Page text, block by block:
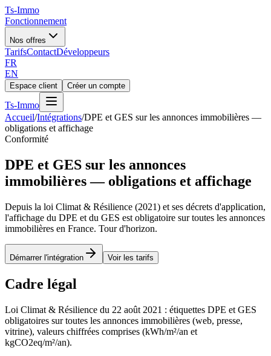
Ts-Immo
Fonctionnement
Nos offres
TarifsContactDéveloppeurs
FR
EN
Espace client Créer un compte
Ts-Immo
Accueil/Intégrations/DPE et GES sur les annonces immobilières —
obligations et affichage
Conformité
DPE et GES sur les annonces
immobilières — obligations et affichage
Depuis la loi Climat & Résilience (2021) et ses décrets d'application,
l'affichage du DPE et du GES est obligatoire sur toutes les annonces
immobilières en France. Tour d'horizon.
Démarrer l'intégration Voir les tarifs
Cadre légal
Loi Climat & Résilience du 22 août 2021 : étiquettes DPE et GES
obligatoires sur toutes les annonces immobilières (web, presse,
vitrine), valeurs chiffrées comprises (kWh/m²/an et
kgCO2eq/m²/an).